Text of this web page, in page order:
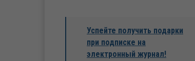
Успейте получить подарки
при подписке на
электронный журнал!